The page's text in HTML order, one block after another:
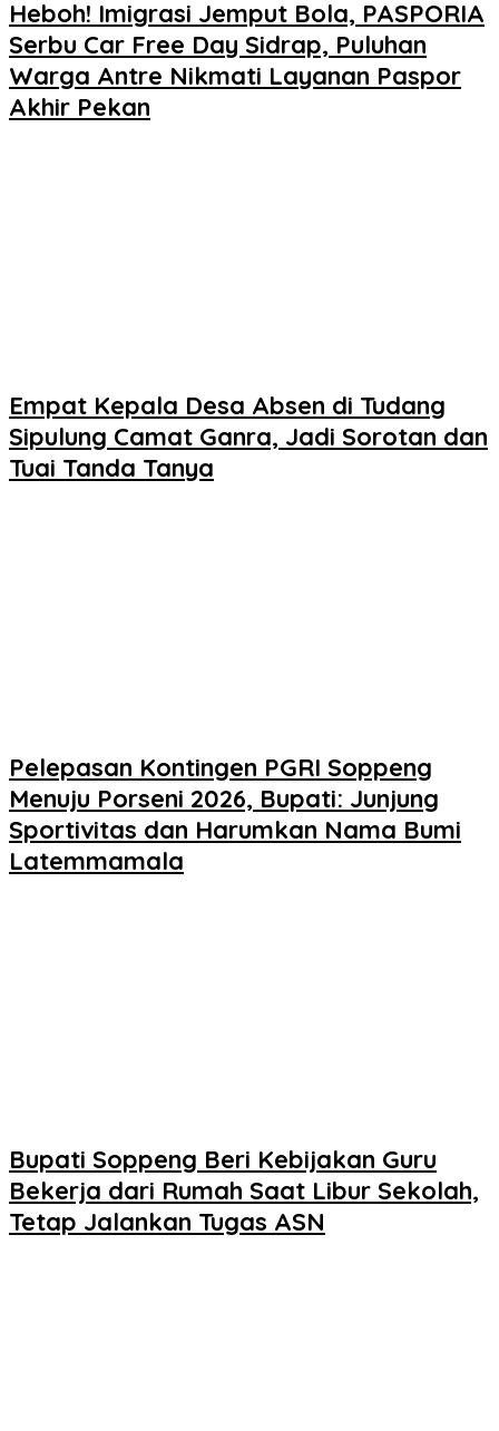
Heboh! Imigrasi Jemput Bola, PASPORIA
Serbu Car Free Day Sidrap, Puluhan
Warga Antre Nikmati Layanan Paspor
Akhir Pekan
Empat Kepala Desa Absen di Tudang
Sipulung Camat Ganra, Jadi Sorotan dan
Tuai Tanda Tanya
Pelepasan Kontingen PGRI Soppeng
Menuju Porseni 2026, Bupati: Junjung
Sportivitas dan Harumkan Nama Bumi
Latemmamala
Bupati Soppeng Beri Kebijakan Guru
Bekerja dari Rumah Saat Libur Sekolah,
Tetap Jalankan Tugas ASN